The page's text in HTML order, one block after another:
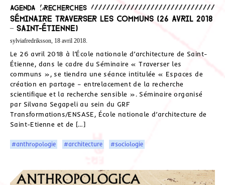
Agenda ,Recherches
Séminaire Traverser les communs (26 avril 2018
– Saint-Étienne)
sylviafredriksson, 18 avril 2018.
Le 26 avril 2018 à l’École nationale d’architecture de Saint-
Étienne, dans le cadre du Séminaire « Traverser les
communs », se tiendra une séance intitulée « Espaces de
création en partage – entrelacement de la recherche
scientifique et la recherche sensible ». Séminaire organisé
par Silvana Segapeli au sein du GRF
Transformations/ENSASE, École nationale d’architecture de
Saint-Etienne et de […]
#anthropologie #architecture #sociologie